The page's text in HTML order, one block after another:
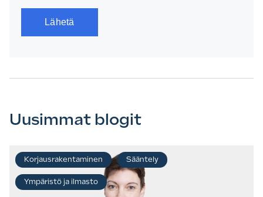
Uusimmat blogit
Korjausrakentaminen Sääntely
Ympäristö ja ilmasto